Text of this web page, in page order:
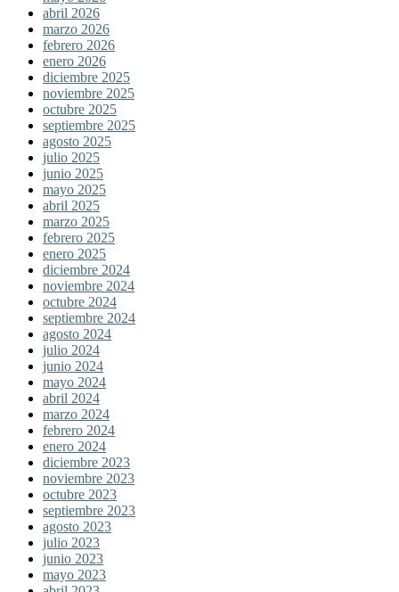
abril 2026
marzo 2026
febrero 2026
enero 2026
diciembre 2025
noviembre 2025
octubre 2025
septiembre 2025
agosto 2025
julio 2025
junio 2025
mayo 2025
abril 2025
marzo 2025
febrero 2025
enero 2025
diciembre 2024
noviembre 2024
octubre 2024
septiembre 2024
agosto 2024
julio 2024
junio 2024
mayo 2024
abril 2024
marzo 2024
febrero 2024
enero 2024
diciembre 2023
noviembre 2023
octubre 2023
septiembre 2023
agosto 2023
julio 2023
junio 2023
mayo 2023